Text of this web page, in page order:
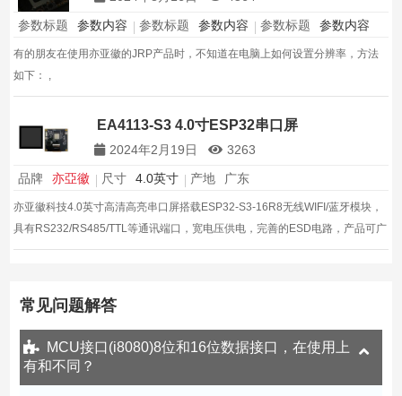
参数标题 参数内容 参数标题 参数内容 参数标题 参数内容
有的朋友在使用亦亚徽的JRP产品时，不知道在电脑上如何设置分辨率，方法
如下： ,
EA4113-S3 4.0寸ESP32串口屏
2024年2月19日 3263
品牌 亦亞徽 尺寸 4.0英寸 产地 广东
亦亚徽科技4.0英寸高清高亮串口屏搭载ESP32-S3-16R8无线WIFI/蓝牙模块，
具有RS232/RS485/TTL等通讯端口，宽电压供电，完善的ESD电路，产品可广
泛适用于工业消费医疗,智能家居等领域
常见问题解答
MCU接口(i8080)8位和16位数据接口，在使用上
有和不同？